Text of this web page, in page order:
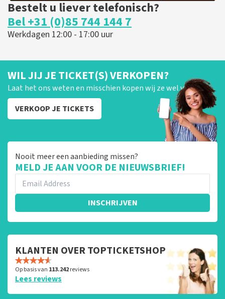
Bestelt u liever telefonisch?
Bel +31 (0)85 744 144 7
Werkdagen 12:00 - 17:00 uur
WIL JIJ JE TICKET(S) VERKOPEN?
Laat het ons weten en misschien kopen wij ze wel van je!
VERKOOP JE TICKETS
Nooit meer een aanbieding missen?
MELD JE AAN VOOR DE NIEUWSBRIEF!
INSCHRIJVEN
KLANTEN OVER TOPTICKETSHOP
Op basis van 113.242reviews
Lees reviews